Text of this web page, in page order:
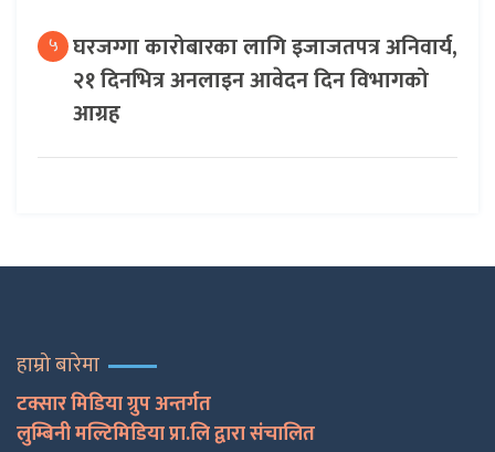
५ घरजग्गा कारोबारका लागि इजाजतपत्र अनिवार्य,
२१ दिनभित्र अनलाइन आवेदन दिन विभागको
आग्रह
हाम्रो बारेमा
टक्सार मिडिया ग्रुप अन्तर्गत
लुम्बिनी मल्टिमिडिया प्रा.लि द्वारा संचालित